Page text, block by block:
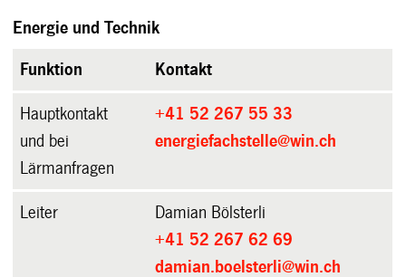
Energie und Technik
Funktion Kontakt
Hauptkontakt
und bei
Lärmanfragen
+41 52 267 55 33
energiefachstelle@win.ch
Leiter
Damian Bölsterli
+41 52 267 62 69
damian.boelsterli@win.ch